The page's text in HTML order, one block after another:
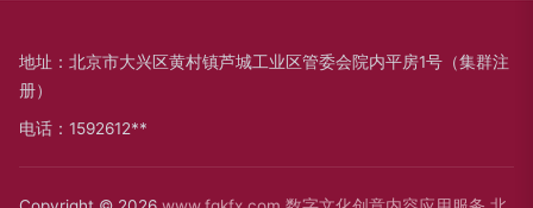
地址：北京市大兴区黄村镇芦城工业区管委会院内平房1号（集群注
册）
电话：1592612**